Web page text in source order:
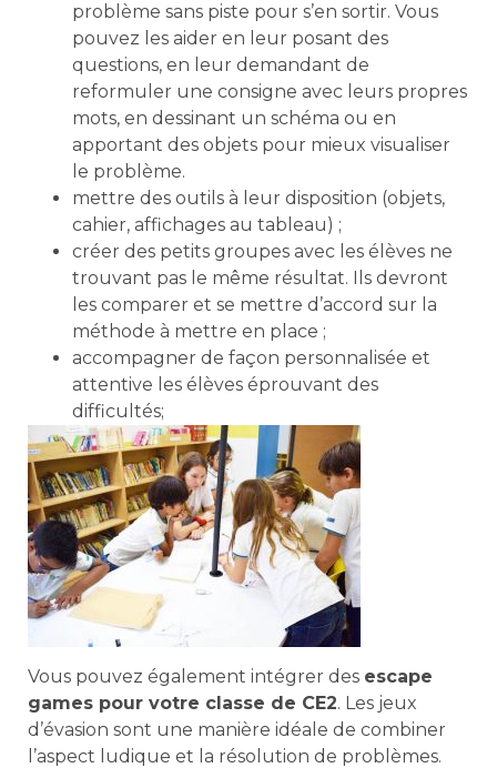
problème sans piste pour s’en sortir. Vous
pouvez les aider en leur posant des
questions, en leur demandant de
reformuler une consigne avec leurs propres
mots, en dessinant un schéma ou en
apportant des objets pour mieux visualiser
le problème.
mettre des outils à leur disposition (objets,
cahier, affichages au tableau) ;
créer des petits groupes avec les élèves ne
trouvant pas le même résultat. Ils devront
les comparer et se mettre d’accord sur la
méthode à mettre en place ;
accompagner de façon personnalisée et
attentive les élèves éprouvant des
difficultés;
Vous pouvez également intégrer des escape
games pour votre classe de CE2. Les jeux
d’évasion sont une manière idéale de combiner
l’aspect ludique et la résolution de problèmes.